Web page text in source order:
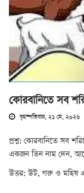
কোরবানিতে সব
বৃহস্পতিবার, ২১ মে, ২০২৬
প্রশ্ন: কোরবানিতে সব
একজন তিন নাম দেন,
উত্তর: উট, গরু ও মহিষ এ